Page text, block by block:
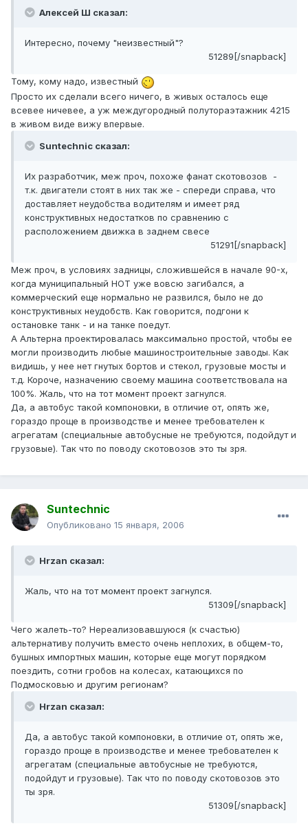
Алексей Ш сказал:
Интересно, почему "неизвестный"?
51289[/snapback]
Тому, кому надо, известный
Просто их сделали всего ничего, в живых осталось еще
всевее ничевее, а уж междугородный полутораэтажник 4215
в живом виде вижу впервые.
Suntechnic сказал:
Их разработчик, меж проч, похоже фанат скотовозов -
т.к. двигатели стоят в них так же - спереди справа, что
доставляет неудобства водителям и имеет ряд
конструктивных недостатков по сравнению с
расположением движка в заднем свесе
51291[/snapback]
Меж проч, в условиях задницы, сложившейся в начале 90-х,
когда муниципальный НОТ уже вовсю загибался, а
коммерческий еще нормально не развился, было не до
конструктивных неудобств. Как говорится, подгони к
остановке танк - и на танке поедут.
А Альтерна проектировалась максимально простой, чтобы ее
могли производить любые машиностроительные заводы. Как
видишь, у нее нет гнутых бортов и стекол, грузовые мосты и
т.д. Короче, назначению своему машина соответствовала на
100%. Жаль, что на тот момент проект загнулся.
Да, а автобус такой компоновки, в отличие от, опять же,
гораздо проще в производстве и менее требователен к
агрегатам (специальные автобусные не требуются, подойдут и
грузовые). Так что по поводу скотовозов это ты зря.
Suntechnic
Опубликовано 15 января, 2006
Hrzan сказал:
Жаль, что на тот момент проект загнулся.
51309[/snapback]
Чего жалеть-то? Нереализовавшуюся (к счастью)
альтернативу получить вместо очень неплохих, в общем-то,
бушных импортных машин, которые еще могут порядком
поездить, сотни гробов на колесах, катающихся по
Подмосковью и другим регионам?
Hrzan сказал:
Да, а автобус такой компоновки, в отличие от, опять же,
гораздо проще в производстве и менее требователен к
агрегатам (специальные автобусные не требуются,
подойдут и грузовые). Так что по поводу скотовозов это
ты зря.
51309[/snapback]